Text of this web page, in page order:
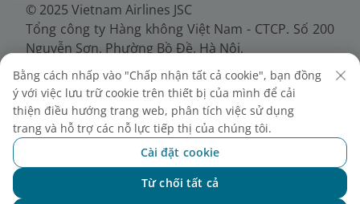
© 2025 Vietnam Airlines JSC
Tổng công ty Hàng không Việt Nam - CTCP. Số 200
Nguyễn Sơn, Phường Bồ Đề, Hà Nội.
Điện thoại: (+84-24) 38272289. Fax: (+84-24)
38722375
Giấy chứng nhận đăng ký doanh nghiệp, mã số
doanh nghiệp 0100107518, đăng ký lần đầu ngày
30/6/2010, đăng ký thay đổi lần thứ 10 ngày
24/7/2025, cấp bởi Sở Tài chính Thành phố Hà Nội.
Bằng cách nhấp vào "Chấp nhận tất cả cookie", bạn đồng
ý với việc lưu trữ cookie trên thiết bị của mình để cải
thiện điều hướng trang web, phân tích việc sử dụng
trang và hỗ trợ các nỗ lực tiếp thị của chúng tôi.
Cài đặt cookie
Từ chối tất cả